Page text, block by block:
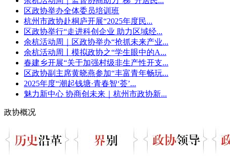
区政协举办全体委员培训班
杭州市政协赴桐庐开展“2025年度民...
区政协举行“走进科创企业 助力区域经...
余杭活动周｜区政协举办“抢抓未来产业...
余杭活动周丨模拟政协之“学生眼中的A...
春建乡开展“关于加强村级非生产性开支...
区政协副主席黄晓燕参加“丰富青年畅玩...
2025年度“潮起钱塘·青春智‘荟’...
魅力新中心 协商创未来｜杭州市政协新...
政协概况